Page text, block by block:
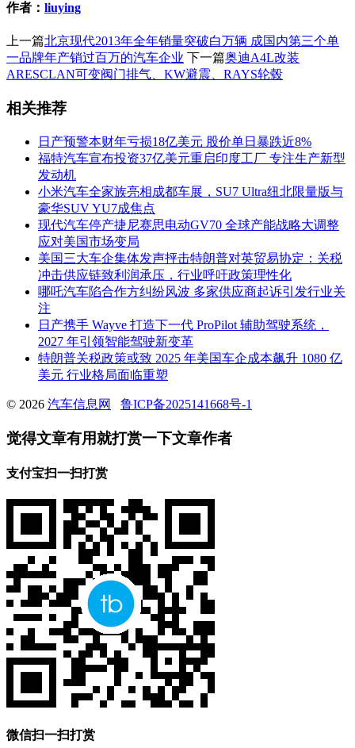
作者： liuying
上一篇北京现代2013年全年销量突破白万辆 成国内第三个单
一品牌年产销过百万的汽车企业 下一篇奥迪A4L改装
ARESCLAN可变阀门排气、KW避震、RAYS轮毂
相关推荐
日产预警本财年亏损18亿美元 股价单日暴跌近8%
福特汽车宣布投资37亿美元重启印度工厂 专注生产新型
发动机
小米汽车全家族亮相成都车展，SU7 Ultra纽北限量版与
豪华SUV YU7成焦点
现代汽车停产捷尼赛思电动GV70 全球产能战略大调整
应对美国市场变局
美国三大车企集体发声抨击特朗普对英贸易协定：关税
冲击供应链致利润承压，行业呼吁政策理性化
哪吒汽车陷合作方纠纷风波 多家供应商起诉引发行业关
注
日产携手 Wayve 打造下一代 ProPilot 辅助驾驶系统，
2027 年引领智能驾驶新变革
特朗普关税政策或致 2025 年美国车企成本飙升 1080 亿
美元 行业格局面临重塑
© 2026 汽车信息网 鲁ICP备2025141668号-1
觉得文章有用就打赏一下文章作者
支付宝扫一扫打赏
微信扫一扫打赏